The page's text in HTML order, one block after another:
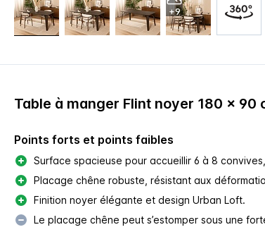
+9
Table à manger Flint noyer 180 x 90
Points forts et points faibles
Surface spacieuse pour accueillir 6 à 8
Placage chêne robuste, résistant aux
Finition noyer élégante et design Urban Loft.
Le placage chêne peut s’estomper sous une